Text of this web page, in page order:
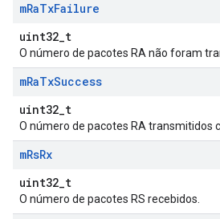
mRaTxFailure
uint32_t
O número de pacotes RA não foram
mRaTxSuccess
uint32_t
O número de pacotes RA transmitidos
mRsRx
uint32_t
O número de pacotes RS recebidos.